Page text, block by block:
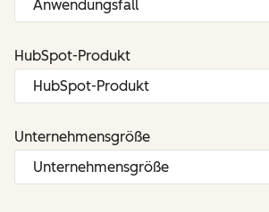
HubSpot-Produkt
Unternehmensgröße